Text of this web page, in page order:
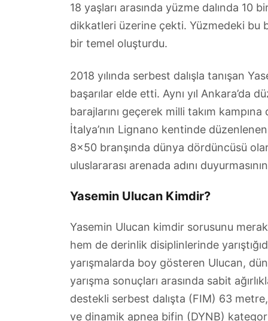
18 yaşları arasında yüzme dalında
dikkatleri üzerine çekti. Yüzmedeki bu
bir temel oluşturdu.
2018 yılında serbest dalışla tanışan
başarılar elde etti. Aynı yıl Ankara’da
barajlarını geçerek milli takım
İtalya’nın Lignano kentinde
8×50 branşında dünya dördüncüsü
uluslararası arenada adını
Yasemin Ulucan Kimdir?
Yasemin Ulucan kimdir sorusunu
hem de derinlik disiplinlerinde
yarışmalarda boy gösteren Ulucan,
yarışma sonuçları arasında sabit
destekli serbest dalışta (FIM) 63
ve dinamik apnea bifin (DYNB)